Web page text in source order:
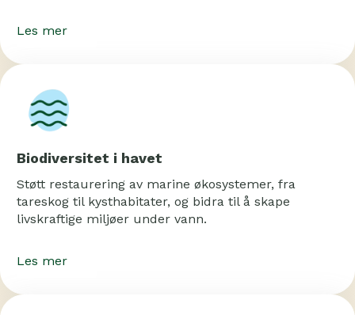
Les mer
Biodiversitet i havet
Støtt restaurering av marine økosystemer, fra
tareskog til kysthabitater, og bidra til å skape
livskraftige miljøer under vann.
Les mer